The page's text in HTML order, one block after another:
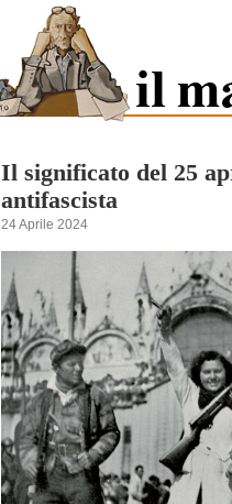
Il significato del 25
antifascista
24 Aprile 2024